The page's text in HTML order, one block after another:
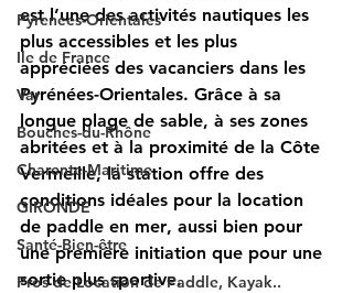
Pyrenees-Orientales
Ile de France
Var
Bouches-du-Rhône
Charente-Maritime
GIRONDE
Santé-Bien-être
Pros de Location de Paddle, Kayak..
est l’une des activités nautiques les
plus accessibles et les plus
appréciées des vacanciers dans les
Pyrénées-Orientales. Grâce à sa
longue plage de sable, à ses zones
abritées et à la proximité de la Côte
Vermeille, la station offre des
conditions idéales pour la location
de paddle en mer, aussi bien pour
une première initiation que pour une
sortie plus sportive.